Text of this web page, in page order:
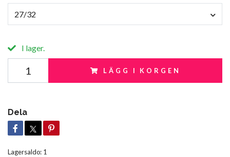
27/32
I lager.
LÄGG I KORGEN
Dela
Lagersaldo: 1